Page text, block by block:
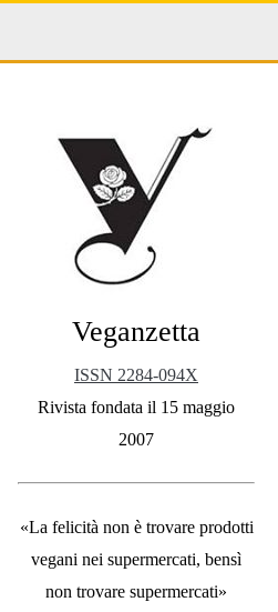
Sidebar
Veganzetta
ISSN 2284-094X
Rivista fondata il 15 maggio
2007
«La felicità non è trovare prodotti
vegani nei supermercati, bensì
non trovare supermercati»